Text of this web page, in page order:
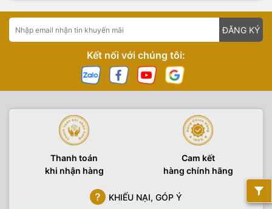
ĐĂNG KÝ
Kết nối với chúng tôi:
Thanh toán
khi nhận hàng
Cam kết
hàng chính hãng
KHIẾU NẠI, GÓP Ý